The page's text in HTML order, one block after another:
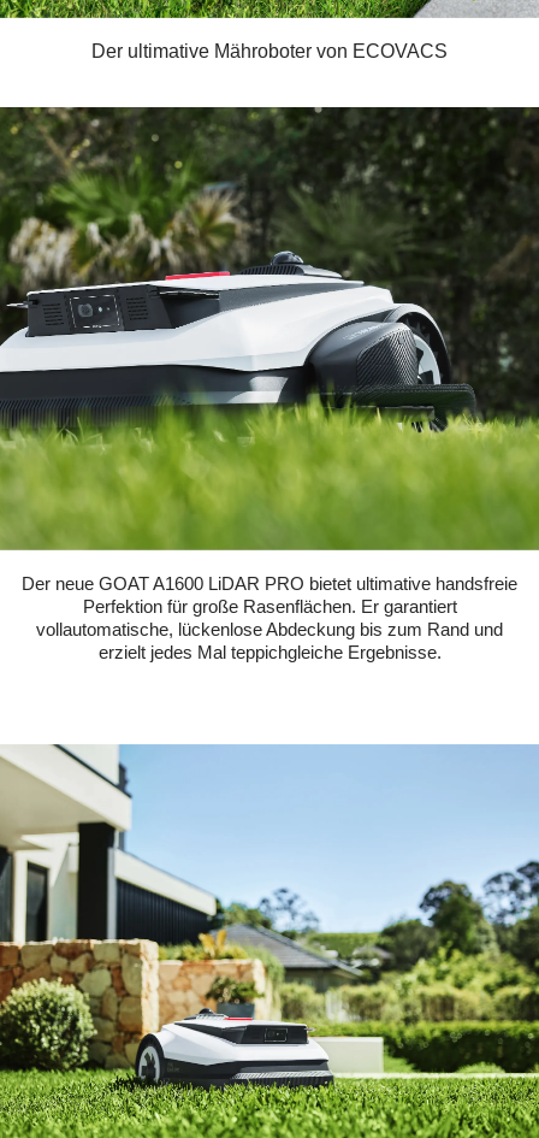
Der ultimative Mähroboter von ECOVACS
Der neue GOAT A1600 LiDAR PRO bietet ultimative handsfreie
Perfektion für große Rasenflächen. Er garantiert
vollautomatische, lückenlose Abdeckung bis zum Rand und
erzielt jedes Mal teppichgleiche Ergebnisse.